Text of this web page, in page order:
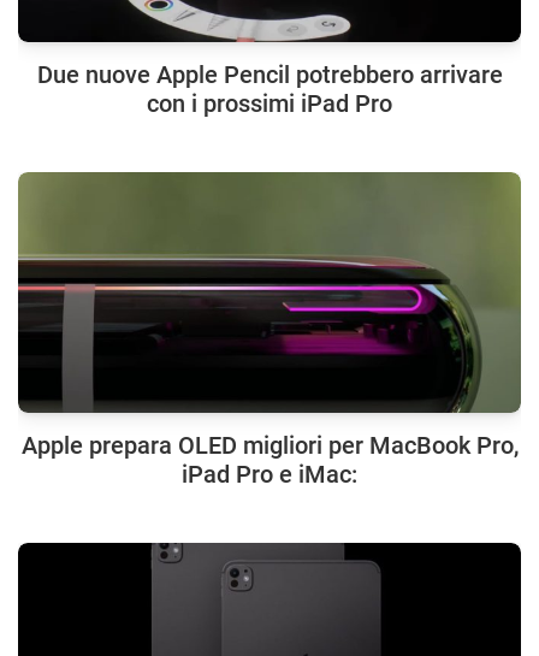
Due nuove Apple Pencil potrebbero arrivare
con i prossimi iPad Pro
Apple prepara OLED migliori per MacBook Pro,
iPad Pro e iMac: